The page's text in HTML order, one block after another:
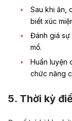
Sau khi ăn,
biết xúc
Đánh giá sự
mổ.
Huấn luyện
chức năng
5. Thời kỳ